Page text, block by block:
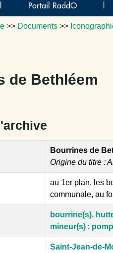
Portail RaddO
>> Documents >>
de Bethléem
Bourrines de
Origine du titre :
au 1er plan, les
communale, au
bourrine(s),
mineur(s) ;
Saint-Jean-de-